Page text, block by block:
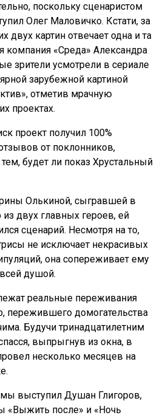
поскольку сценаристом
Олег Маловичко. Кстати, за
двух картин отвечает одна и та
компания «Среда» Александра
зрители усмотрели в сериале
зарубежной картиной
отметив мрачную
проектах.
проект получил 100%
от поклонников,
будет ли показ Хрустальный
Олькиной, сыгравшей в
двух главных героев, ей
сценарий. Несмотря на то,
не исключает некрасивых
она сопереживает ему
душой.
реальные переживания
пережившего домогательства
Будучи тринадцатилетним
выпрыгнув из окна, в
несколько месяцев на
выступил Душан Глигоров,
«Выжить после» и «Ночь